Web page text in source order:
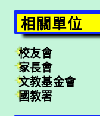
相關單位
校友會
家長會
文教基金會
國教署